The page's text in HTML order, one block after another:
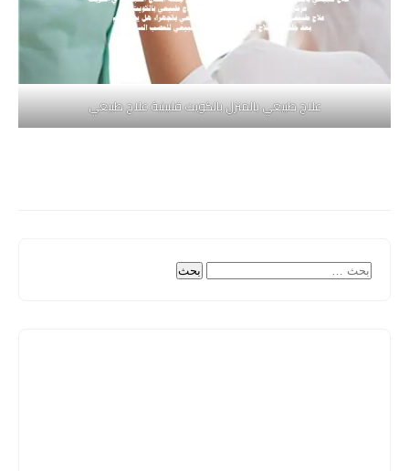
علاج طبيعي بالمنزل بالكويت فلبينية علاج طبيعي
البحث